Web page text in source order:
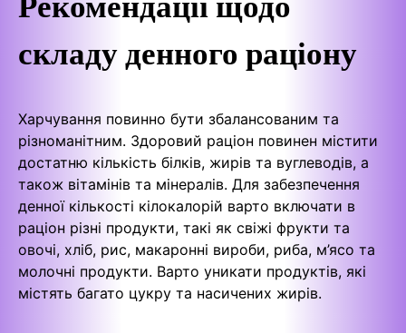
складу денного раціону
Харчування повинно бути збалансованим та
різноманітним. Здоровий раціон повинен містити
достатню кількість білків, жирів та вуглеводів, а
також вітамінів та мінералів. Для забезпечення
денної кількості кілокалорій варто включати в
раціон різні продукти, такі як свіжі фрукти та
овочі, хліб, рис, макаронні вироби, риба, м’ясо та
молочні продукти. Варто уникати продуктів, які
містять багато цукру та насичених жирів.